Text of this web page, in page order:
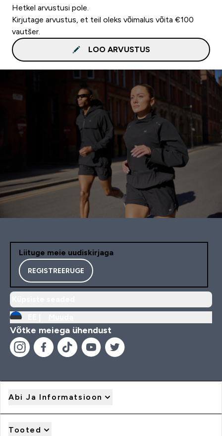
Hetkel arvustusi pole.
Kirjutage arvustus, et teil oleks võimalus võita €100
vautšer.
LOO ARVUSTUS
Liituge meie uudiskirjaga
REGISTREERUGE
Võtke meiega ühendust
Abi Ja Informatsioon
Tooted